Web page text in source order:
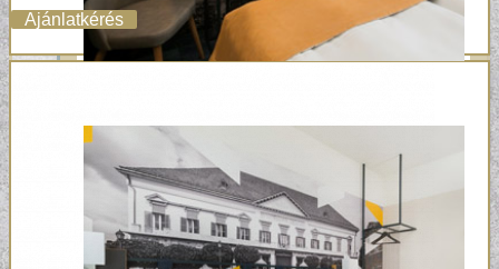
Ajánlatkérés